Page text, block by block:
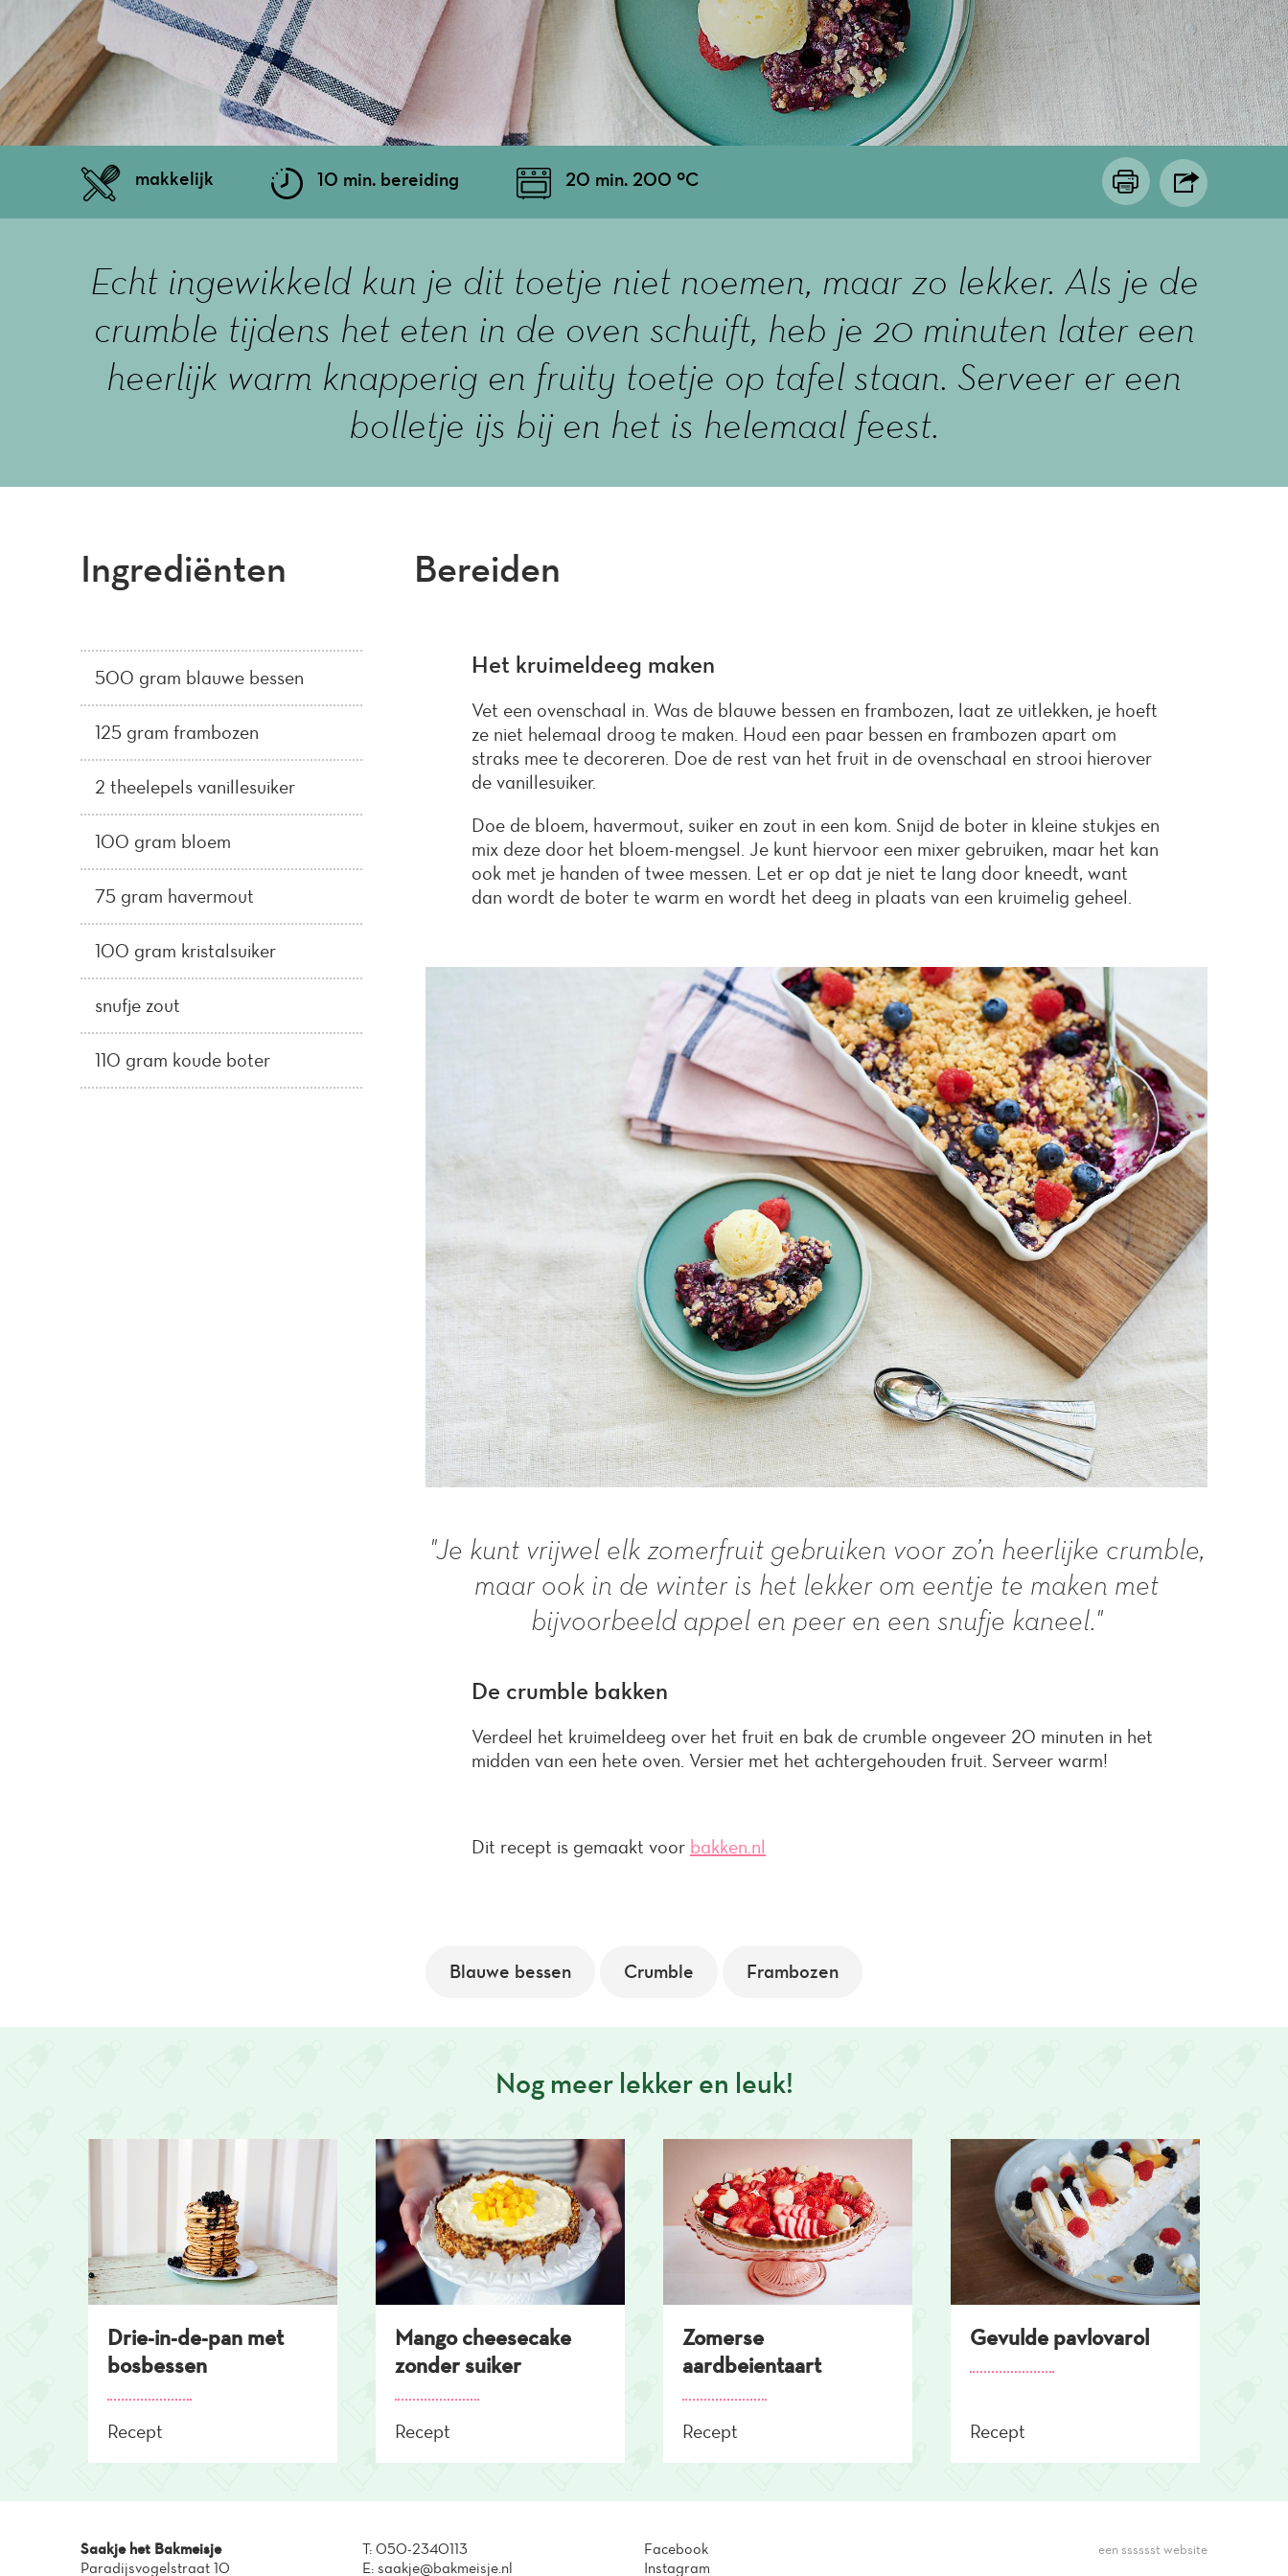
makkelijk 10 min. bereiding 20 min. 200 ºC
Echt ingewikkeld kun je dit toetje niet noemen, maar zo lekker. Als je de
crumble tijdens het eten in de oven schuift, heb je 20 minuten later een
heerlijk warm knapperig en fruity toetje op tafel staan. Serveer er een
bolletje ijs bij en het is helemaal feest.
Ingrediënten
500 gram blauwe bessen
125 gram frambozen
2 theelepels vanillesuiker
100 gram bloem
75 gram havermout
100 gram kristalsuiker
snufje zout
110 gram koude boter
Bereiden
Het kruimeldeeg maken
Vet een ovenschaal in. Was de blauwe bessen en frambozen, laat ze uitlekken, je hoeft
ze niet helemaal droog te maken. Houd een paar bessen en frambozen apart om
straks mee te decoreren. Doe de rest van het fruit in de ovenschaal en strooi hierover
de vanillesuiker.
Doe de bloem, havermout, suiker en zout in een kom. Snijd de boter in kleine stukjes en
mix deze door het bloem-mengsel. Je kunt hiervoor een mixer gebruiken, maar het kan
ook met je handen of twee messen. Let er op dat je niet te lang door kneedt, want
dan wordt de boter te warm en wordt het deeg in plaats van een kruimelig geheel.
"Je kunt vrijwel elk zomerfruit gebruiken voor zo’n heerlijke crumble,
maar ook in de winter is het lekker om eentje te maken met
bijvoorbeeld appel en peer en een snufje kaneel."
De crumble bakken
Verdeel het kruimeldeeg over het fruit en bak de crumble ongeveer 20 minuten in het
midden van een hete oven. Versier met het achtergehouden fruit. Serveer warm!
Dit recept is gemaakt voor bakken.nl
Blauwe bessen Crumble Frambozen
Nog meer lekker en leuk!
Drie-in-de-pan met
bosbessen
Recept
Mango cheesecake
zonder suiker
Recept
Zomerse
aardbeientaart
Recept
Gevulde pavlovarol
Recept
Saakje het Bakmeisje
Paradijsvogelstraat 10
T: 050-2340113
E: saakje@bakmeisje.nl
Facebook
Instagram
een sssssst website